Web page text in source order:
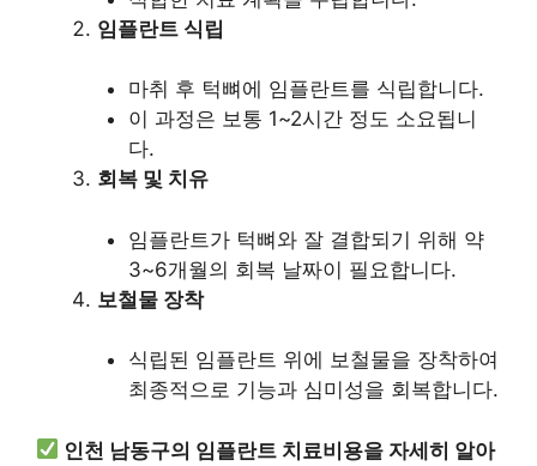
임플란트 식립
마취 후 턱뼈에 임플란트를 식립합니다.
이 과정은 보통 1~2시간 정도 소요됩니
다.
회복 및 치유
임플란트가 턱뼈와 잘 결합되기 위해 약
3~6개월의 회복 날짜이 필요합니다.
보철물 장착
식립된 임플란트 위에 보철물을 장착하여
최종적으로 기능과 심미성을 회복합니다.
인천 남동구의 임플란트 치료비용을 자세히 알아